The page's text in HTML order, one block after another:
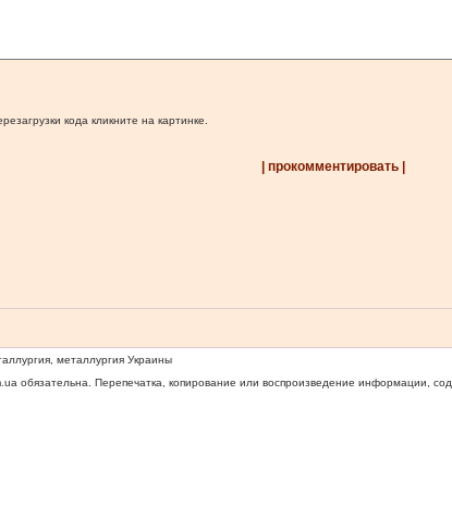
кода кликните на картинке.
| прокомментировать |
металлургия Украины
обязательна. Перепечатка, копирование или воспроизведение информации,